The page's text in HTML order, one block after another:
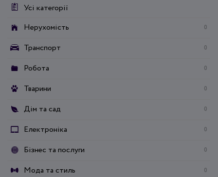
Усі категорії
Нерухомість
0
Транспорт 0
Робота 0
Тварини 0
Дім та сад 0
Електроніка 0
Бізнес та послуги 0
Мода та стиль 0